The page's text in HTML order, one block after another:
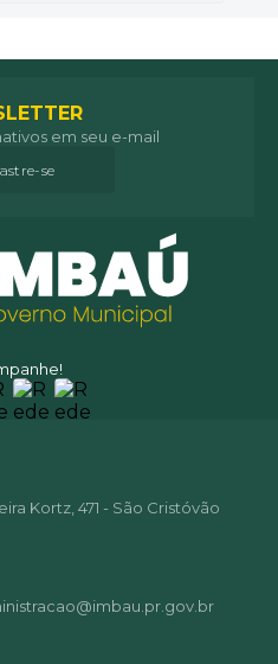
em seu e-mail
se
Kortz, 471 - São Cristóvão